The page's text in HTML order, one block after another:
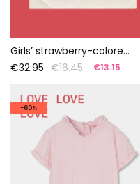
Girls’ strawberry-colored cotton trousers
€32.95 €16.45 €13.15
-60%